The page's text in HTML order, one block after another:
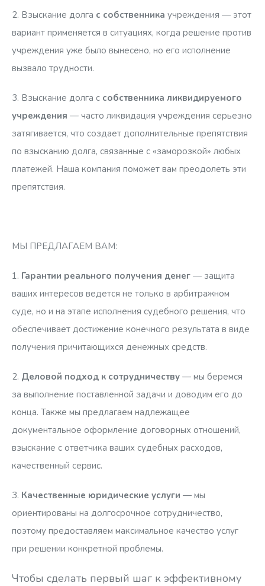
2. Взыскание долга с собственника учреждения — этот
вариант применяется в ситуациях, когда решение против
учреждения уже было вынесено, но его исполнение
вызвало трудности.
3. Взыскание долга с собственника ликвидируемого
учреждения — часто ликвидация учреждения серьезно
затягивается, что создает дополнительные препятствия
по взысканию долга, связанные с «заморозкой» любых
платежей. Наша компания поможет вам преодолеть эти
препятствия.
МЫ ПРЕДЛАГАЕМ ВАМ:
1. Гарантии реального получения денег — защита
ваших интересов ведется не только в арбитражном
суде, но и на этапе исполнения судебного решения, что
обеспечивает достижение конечного результата в виде
получения причитающихся денежных средств.
2. Деловой подход к сотрудничеству — мы беремся
за выполнение поставленной задачи и доводим его до
конца. Также мы предлагаем надлежащее
документальное оформление договорных отношений,
взыскание с ответчика ваших судебных расходов,
качественный сервис.
3. Качественные юридические услуги — мы
ориентированы на долгосрочное сотрудничество,
поэтому предоставляем максимальное качество услуг
при решении конкретной проблемы.
Чтобы сделать первый шаг к эффективному